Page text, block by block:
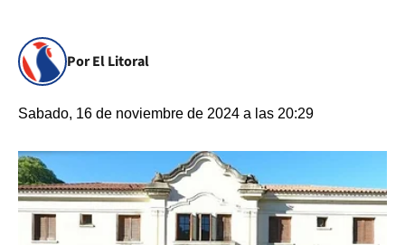
Por El Litoral
Sabado, 16 de noviembre de 2024 a las 20:29